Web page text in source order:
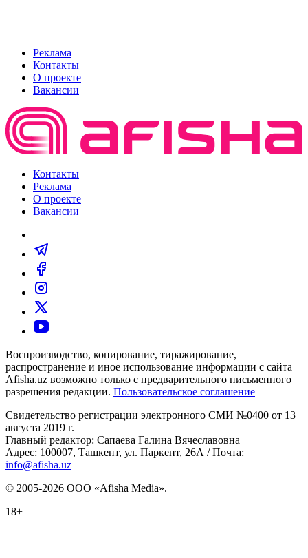
Реклама
Контакты
О проекте
Вакансии
Контакты
Реклама
О проекте
Вакансии
Воспроизводство, копирование, тиражирование,
распространение и иное использование информации с сайта
Afisha.uz возможно только с предварительного письменного
разрешения редакции. Пользовательское соглашение
Свидетельство регистрации электронного СМИ №0400 от 13
августа 2019 г.
Главный редактор: Сапаева Галина Вячеславовна
Адрес: 100007, Ташкент, ул. Паркент, 26А / Почта:
info@afisha.uz
© 2005-2026 ООО «Afisha Media».
18+